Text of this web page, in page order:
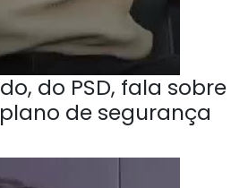
do PSD, fala sobre
de segurança